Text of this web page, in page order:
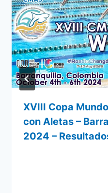
XVIII Copa
con Aletas –
2024 –